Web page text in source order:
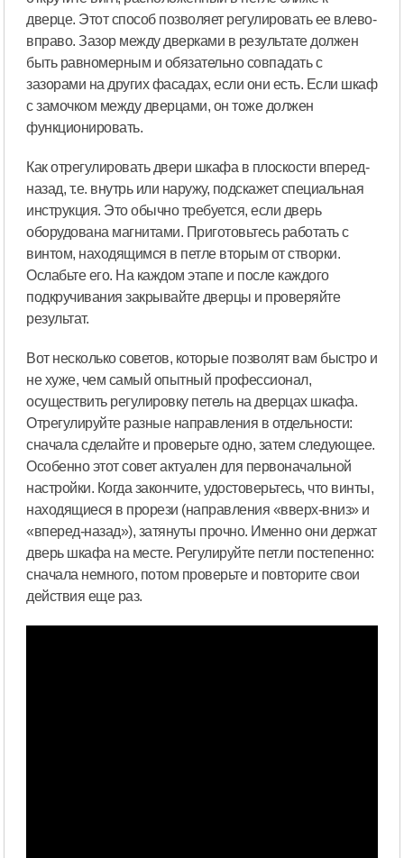
дверце. Этот способ позволяет регулировать ее влево-
вправо. Зазор между дверками в результате должен
быть равномерным и обязательно совпадать с
зазорами на других фасадах, если они есть. Если шкаф
с замочком между дверцами, он тоже должен
функционировать.
Как отрегулировать двери шкафа в плоскости вперед-
назад, т.е. внутрь или наружу, подскажет специальная
инструкция. Это обычно требуется, если дверь
оборудована магнитами. Приготовьтесь работать с
винтом, находящимся в петле вторым от створки.
Ослабьте его. На каждом этапе и после каждого
подкручивания закрывайте дверцы и проверяйте
результат.
Вот несколько советов, которые позволят вам быстро и
не хуже, чем самый опытный профессионал,
осуществить регулировку петель на дверцах шкафа.
Отрегулируйте разные направления в отдельности:
сначала сделайте и проверьте одно, затем следующее.
Особенно этот совет актуален для первоначальной
настройки. Когда закончите, удостоверьтесь, что винты,
находящиеся в прорези (направления «вверх-вниз» и
«вперед-назад»), затянуты прочно. Именно они держат
дверь шкафа на месте. Регулируйте петли постепенно:
сначала немного, потом проверьте и повторите свои
действия еще раз.